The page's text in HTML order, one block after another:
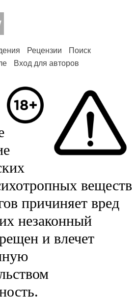
Рецензии
Поиск
Вход для авторов
веществ
причиняет вред
незаконный
и влечет